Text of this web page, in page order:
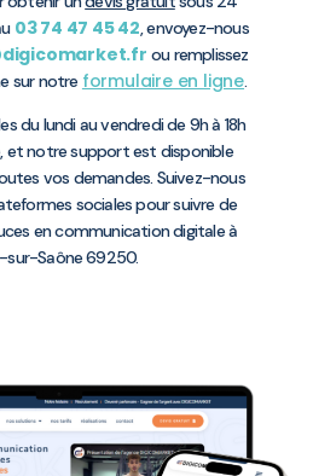
03 74 47 45 42, envoyez-nous
ou remplissez
sur notre formulaire en ligne.
du lundi au vendredi de 9h à 18h
et notre support est disponible
vos demandes. Suivez-nous
sociales pour suivre de
en communication digitale à
sur-Saône 69250.